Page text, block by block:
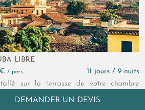
DEMANDER UN DEVIS
LIBRE
/ pers.
11 jours / 9 nuits
sur la terrasse de votre chambre
une plage blanche immaculée du Cayo
en bouche, un rhum añejo en main,